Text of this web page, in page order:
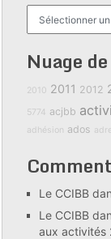
Nuage
2010 2011 2012
5774 acjbb
adhésion ados
Le CCIBB
Le CCIBB
aux activités